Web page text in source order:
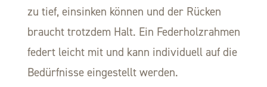
zu tief, einsinken können und der Rücken
braucht trotzdem Halt. Ein Federholzrahmen
federt leicht mit und kann individuell auf die
Bedürfnisse eingestellt werden.